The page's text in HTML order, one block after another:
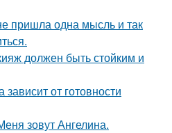
пришла одна мысль и так
должен быть стойким и
от готовности
зовут Ангелина.